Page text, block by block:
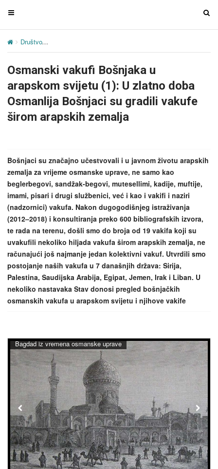
T
g
e
n
v
i
i
o
n
T
i
Društvo
Osmanski vakufi Bošnjaka u
arapskom svijetu (1): U zlatno doba
Osmanlija Bošnjaci su gradili vakufe
širom arapskih zemalja
Bošnjaci su značajno učestvovali i u javnom životu arapskih
zemalja za vrijeme osmanske uprave, ne samo kao
beglerbegovi, sandžak-begovi, mutesellimi, kadije, muftije,
imami, pisari i drugi službenici, već i kao i vakifi i naziri
(nadzornici) vakufa. Nakon dugogodišnjeg istraživanja
(2012–2018) i konsultiranja preko 600 bibliografskih izvora,
te rada na terenu, došli smo do broja od 19 vakifa koji su
uvakufili nekoliko hiljada vakufa širom arapskih zemalja, ne
računajući još najmanje jedan kolektivni vakuf. Utvrdili smo
postojanje naših vakufa u 7 današnjih država: Sirija,
Palestina, Saudijska Arabija, Egipat, Jemen, Irak i Liban. U
nekoliko nastavaka Stav donosi pregled bošnjačkih
osmanskih vakufa u arapskom svijetu i njihove vakife
Bagdad iz vremena osmanske uprave